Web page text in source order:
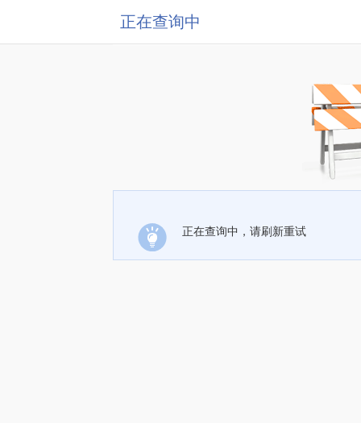
正在查询中
正在查询中，请刷新重试